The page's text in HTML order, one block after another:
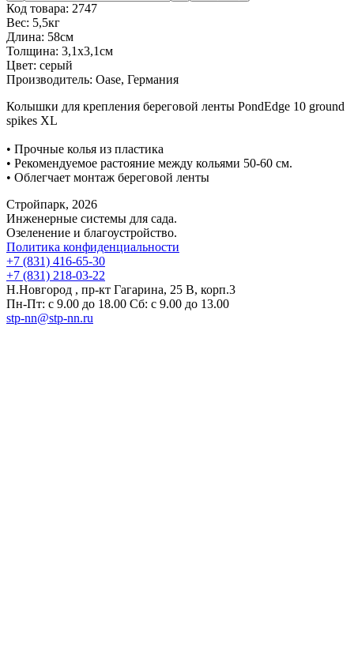
Код товара: 2747
Вес: 5,5кг
Длина: 58см
Толщина: 3,1х3,1см
Цвет: серый
Производитель: Oase, Германия
Колышки для крепления береговой ленты PondEdge 10 ground
spikes XL
• Прочные колья из пластика
• Рекомендуемое растояние между кольями 50-60 см.
• Облегчает монтаж береговой ленты
Стройпарк, 2026
Инженерные системы для сада.
Озеленение и благоустройство.
Политика конфиденциальности
+7 (831) 416-65-30
+7 (831) 218-03-22
Н.Новгород , пр-кт Гагарина, 25 В, корп.3
Пн-Пт: с 9.00 до 18.00 Сб: с 9.00 до 13.00
stp-nn@stp-nn.ru